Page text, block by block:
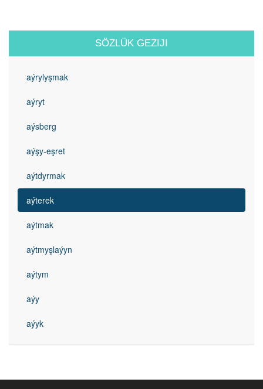
SÖZLÜK GEZIJI
aýrylyşmak
aýryt
aýsberg
aýşy-eşret
aýtdyrmak
aýterek
aýtmak
aýtmyşlaýyn
aýtym
aýy
aýyk